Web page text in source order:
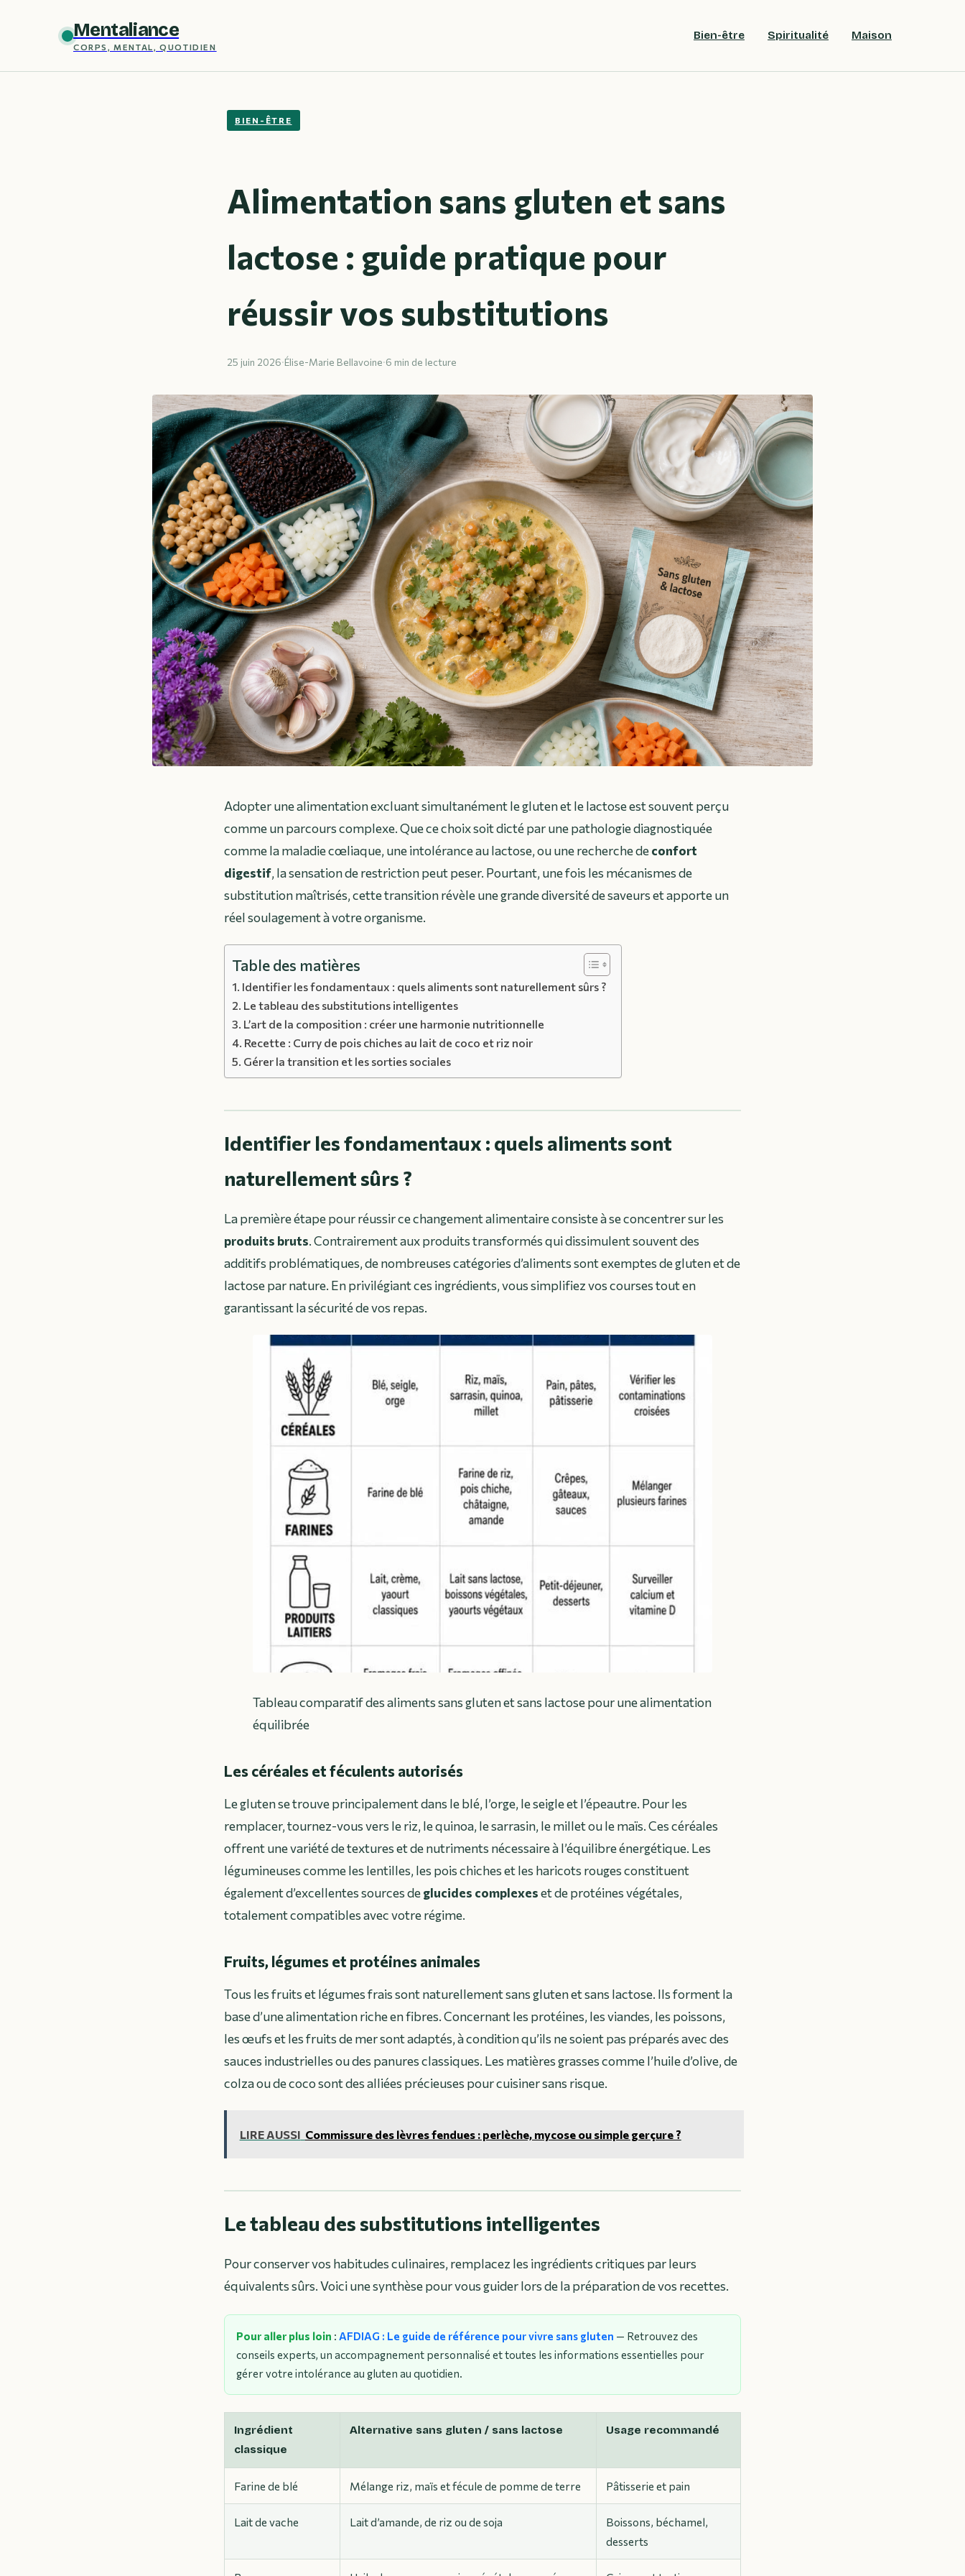
Mentaliance
CORPS, MENTAL, QUOTIDIEN
Bien-être Spiritualité Maison
BIEN-ÊTRE
Alimentation sans gluten et sans
lactose : guide pratique pour
réussir vos substitutions
25 juin 2026·Élise-Marie Bellavoine·6 min de lecture
Adopter une alimentation excluant simultanément le gluten et le lactose est souvent perçu
comme un parcours complexe. Que ce choix soit dicté par une pathologie diagnostiquée
comme la maladie cœliaque, une intolérance au lactose, ou une recherche deconfort
digestif, la sensation de restriction peut peser. Pourtant, une fois les mécanismes de
substitution maîtrisés, cette transition révèle une grande diversité de saveurs et apporte un
réel soulagement à votre organisme.
Table des matières
Identifier les fondamentaux : quels aliments sont naturellement sûrs ?
Le tableau des substitutions intelligentes
L’art de la composition : créer une harmonie nutritionnelle
Recette : Curry de pois chiches au lait de coco et riz noir
Gérer la transition et les sorties sociales
Identifier les fondamentaux : quels aliments sont
naturellement sûrs ?
La première étape pour réussir ce changement alimentaire consiste à se concentrer sur les
produits bruts. Contrairement aux produits transformés qui dissimulent souvent des
additifs problématiques, de nombreuses catégories d’aliments sont exemptes de gluten et de
lactose par nature. En privilégiant ces ingrédients, vous simplifiez vos courses tout en
garantissant la sécurité de vos repas.
Tableau comparatif des aliments sans gluten et sans lactose pour une alimentation
équilibrée
Les céréales et féculents autorisés
Le gluten se trouve principalement dans le blé, l’orge, le seigle et l’épeautre. Pour les
remplacer, tournez-vous vers le riz, le quinoa, le sarrasin, le millet ou le maïs. Ces céréales
offrent une variété de textures et de nutriments nécessaire à l’équilibre énergétique. Les
légumineuses comme les lentilles, les pois chiches et les haricots rouges constituent
également d’excellentes sources deglucides complexeset de protéines végétales,
totalement compatibles avec votre régime.
Fruits, légumes et protéines animales
Tous les fruits et légumes frais sont naturellement sans gluten et sans lactose. Ils forment la
base d’une alimentation riche en fibres. Concernant les protéines, les viandes, les poissons,
les œufs et les fruits de mer sont adaptés, à condition qu’ils ne soient pas préparés avec des
sauces industrielles ou des panures classiques. Les matières grasses comme l’huile d’olive, de
colza ou de coco sont des alliées précieuses pour cuisiner sans risque.
LIRE AUSSI Commissure des lèvres fendues : perlèche, mycose ou simple gerçure ?
Le tableau des substitutions intelligentes
Pour conserver vos habitudes culinaires, remplacez les ingrédients critiques par leurs
équivalents sûrs. Voici une synthèse pour vous guider lors de la préparation de vos recettes.
Pour aller plus loin : AFDIAG : Le guide de référence pour vivre sans gluten — Retrouvez des
conseils experts, un accompagnement personnalisé et toutes les informations essentielles pour
gérer votre intolérance au gluten au quotidien.
Ingrédient
classique
Alternative sans gluten / sans lactose Usage recommandé
Farine de blé Mélange riz, maïs et fécule de pomme de terre Pâtisserie et pain
Lait de vache Lait d’amande, de riz ou de soja
Boissons, béchamel,
desserts